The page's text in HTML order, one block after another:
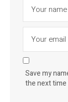
Save my
the next time